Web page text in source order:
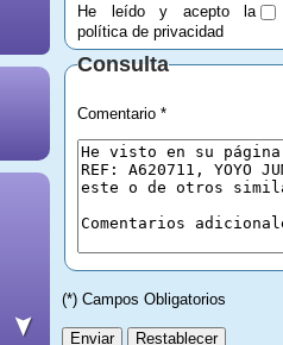
He leído y acepto la
política de privacidad
Consulta
Comentario *
(*) Campos Obligatorios